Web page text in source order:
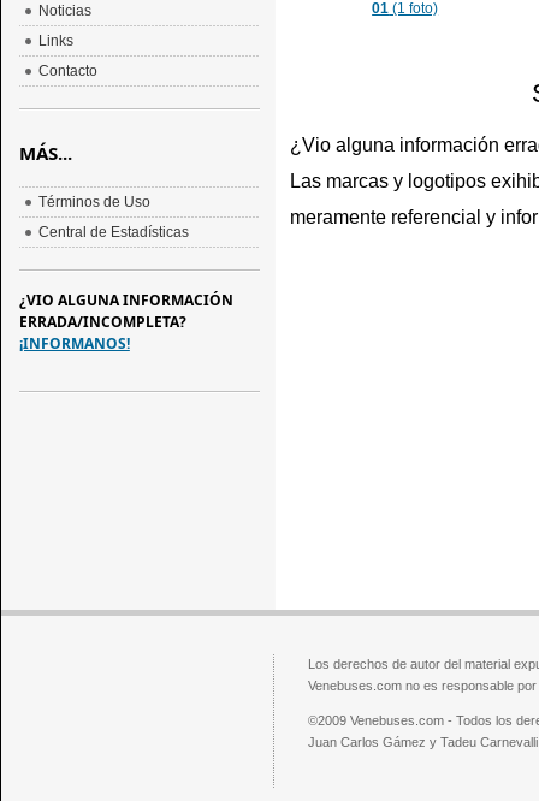
01 (1 foto)
¿Vio alguna información
Las marcas y logotipos
meramente referencial y
Noticias
Links
Contacto
MÁS...
Términos de Uso
Central de Estadísticas
¿VIO ALGUNA INFORMACIÓN
ERRADA/INCOMPLETA?
¡INFORMANOS!
Los derechos de autor del material
Venebuses.com no es responsable
©2009 Venebuses.com - Todos los
Juan Carlos Gámez y Tadeu Carnevalli